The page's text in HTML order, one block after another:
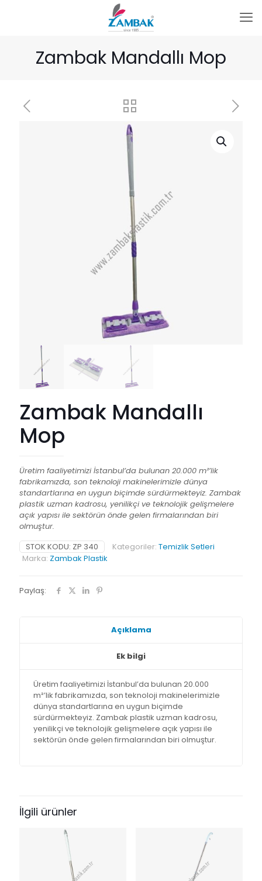
Zambak Mandallı Mop
Zambak Mandallı
Mop
Üretim faaliyetimizi İstanbul’da bulunan 20.000 m²’lik
fabrikamızda, son teknoloji makinelerimizle dünya
standartlarına en uygun biçimde sürdürmekteyiz. Zambak
plastik uzman kadrosu, yenilikçi ve teknolojik gelişmelere
açık yapısı ile sektörün önde gelen firmalarından biri
olmuştur.
STOK KODU: ZP 340 Kategoriler: Temizlik Setleri
Marka: Zambak Plastik
Paylaş:
Açıklama
Ek bilgi
Üretim faaliyetimizi İstanbul’da bulunan 20.000
m²’lik fabrikamızda, son teknoloji makinelerimizle
dünya standartlarına en uygun biçimde
sürdürmekteyiz. Zambak plastik uzman kadrosu,
yenilikçi ve teknolojik gelişmelere açık yapısı ile
sektörün önde gelen firmalarından biri olmuştur.
İlgili ürünler